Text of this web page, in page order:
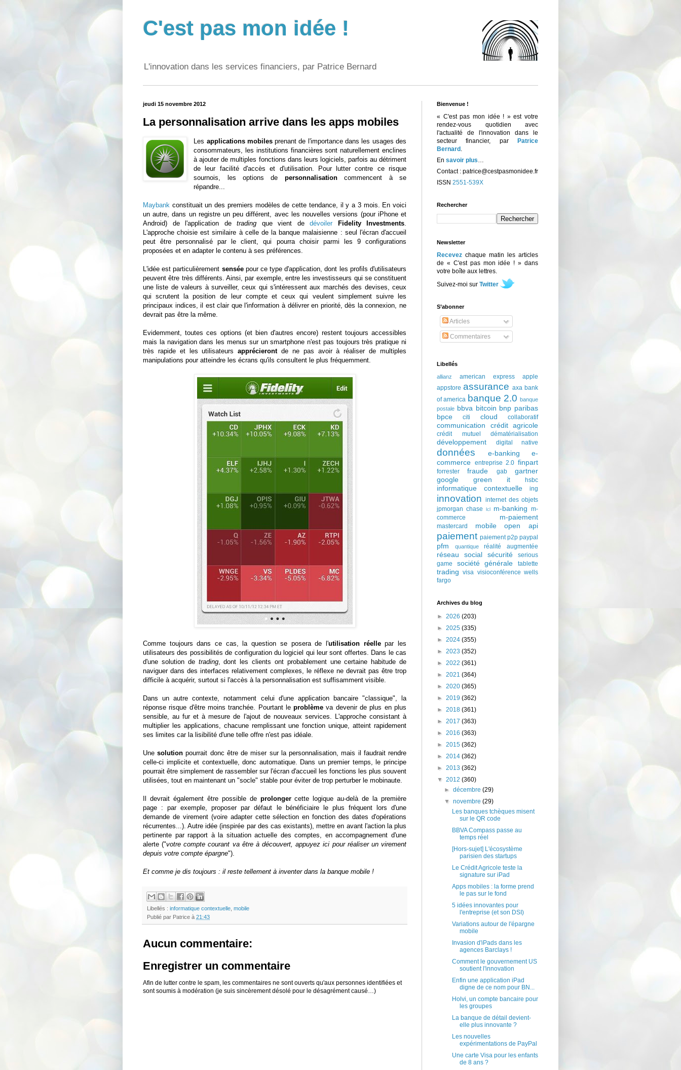
C'est pas mon idée !
L'innovation dans les services financiers, par Patrice Bernard
jeudi 15 novembre 2012
La personnalisation arrive dans les apps mobiles
Les applications mobilesprenant de l'importance dans les usages des
consommateurs, les institutions financières sont naturellement enclines
à ajouter de multiples fonctions dans leurs logiciels, parfois au détriment
de leur facilité d'accès et d'utilisation. Pour lutter contre ce risque
sournois, les options de personnalisationcommencent à se
répandre...
Maybank constituait un des premiers modèles de cette tendance, il y a 3 mois. En voici
un autre, dans un registre un peu différent, avec les nouvelles versions (pour iPhone et
Android) de l'application de trading que vient de dévoiler Fidelity Investments.
L'approche choisie est similaire à celle de la banque malaisienne : seul l'écran d'accueil
peut être personnalisé par le client, qui pourra choisir parmi les 9 configurations
proposées et en adapter le contenu à ses préférences.
L'idée est particulièrement senséepour ce type d'application, dont les profils d'utilisateurs
peuvent être très différents. Ainsi, par exemple, entre les investisseurs qui se constituent
une liste de valeurs à surveiller, ceux qui s'intéressent aux marchés des devises, ceux
qui scrutent la position de leur compte et ceux qui veulent simplement suivre les
principaux indices, il est clair que l'information à délivrer en priorité, dès la connexion, ne
devrait pas être la même.
Evidemment, toutes ces options (et bien d'autres encore) restent toujours accessibles
mais la navigation dans les menus sur un smartphone n'est pas toujours très pratique ni
très rapide et les utilisateursapprécierontde ne pas avoir à réaliser de multiples
manipulations pour atteindre les écrans qu'ils consultent le plus fréquemment.
Comme toujours dans ce cas, la question se posera de l'utilisation réellepar les
utilisateurs des possibilités de configuration du logiciel qui leur sont offertes. Dans le cas
d'une solution de trading, dont les clients ont probablement une certaine habitude de
naviguer dans des interfaces relativement complexes, le réflexe ne devrait pas être trop
difficile à acquérir, surtout si l'accès à la personnalisation est suffisamment visible.
Dans un autre contexte, notamment celui d'une application bancaire "classique", la
réponse risque d'être moins tranchée. Pourtant leproblème va devenir de plus en plus
sensible, au fur et à mesure de l'ajout de nouveaux services. L'approche consistant à
multiplier les applications, chacune remplissant une fonction unique, atteint rapidement
ses limites car la lisibilité d'une telle offre n'est pas idéale.
Unesolution pourrait donc être de miser sur la personnalisation, mais il faudrait rendre
celle-ci implicite et contextuelle, donc automatique. Dans un premier temps, le principe
pourrait être simplement de rassembler sur l'écran d'accueil les fonctions les plus souvent
utilisées, tout en maintenant un "socle" stable pour éviter de trop perturber le mobinaute.
Il devrait également être possible de prolongercette logique au-delà de la première
page : par exemple, proposer par défaut le bénéficiaire le plus fréquent lors d'une
demande de virement (voire adapter cette sélection en fonction des dates d'opérations
récurrentes...). Autre idée (inspirée par des cas existants), mettre en avant l'action la plus
pertinente par rapport à la situation actuelle des comptes, en accompagnement d'une
alerte ("votre compte courant va être à découvert, appuyez ici pour réaliser un virement
depuis votre compte épargne").
Et comme je dis toujours : il reste tellement à inventer dans la banque mobile !
Libellés : informatique contextuelle, mobile
Publié par Patrice à 21:43
Aucun commentaire:
Enregistrer un commentaire
Afin de lutter contre le spam, les commentaires ne sont ouverts qu'aux personnes identifiées et
sont soumis à modération (je suis sincèrement désolé pour le désagrément causé…)
Bienvenue !
« C'est pas mon idée ! » est votre
rendez-vous quotidien avec
l'actualité de l'innovation dans le
secteur financier, par
Patrice
Bernard .
En savoir plus…
Contact : patrice@cestpasmonidee.fr
ISSN 2551-539X
Rechercher
Newsletter
Recevez chaque matin les articles
de « C'est pas mon idée ! » dans
votre boîte aux lettres.
Suivez-moi sur Twitter
S’abonner
Articles
Commentaires
Libellés
allianz american express
apple
appstore assurance axa bank
of america banque 2.0 banque
postale bbva bitcoin bnp paribas
bpce
citi cloud collaboratif
communication crédit agricole
crédit mutuel dématérialisation
développement digital native
données e-banking
e-
commerce entreprise 2.0 finpart
forrester fraude gab
gartner
google
green it hsbc
informatique contextuelle ing
innovation internet des objets
jpmorgan chase
lcl m-banking m-
commerce
m-paiement
mastercard mobile open api
paiement paiement p2p paypal
pfm quantique réalité augmentée
réseau social sécurité
serious
game
société générale tablette
trading visa visioconférence wells
fargo
Archives du blog
► 2026 (203)
► 2025 (335)
► 2024 (355)
► 2023 (352)
► 2022 (361)
► 2021 (364)
► 2020 (365)
► 2019 (362)
► 2018 (361)
► 2017 (363)
► 2016 (363)
► 2015 (362)
► 2014 (362)
► 2013 (362)
▼ 2012 (360)
►décembre(29)
▼novembre(29)
Les banques tchèques misent
sur le QR code
BBVA Compass passe au
temps réel
[Hors-sujet] L'écosystème
parisien des startups
Le Crédit Agricole teste la
signature sur iPad
Apps mobiles : la forme prend
le pas sur le fond
5 idées innovantes pour
l'entreprise (et son DSI)
Variations autour de l'épargne
mobile
Invasion d'iPads dans les
agences Barclays !
Comment le gouvernement US
soutient l'innovation
Enfin une application iPad
digne de ce nom pour BN...
Holvi, un compte bancaire pour
les groupes
La banque de détail devient-
elle plus innovante ?
Les nouvelles
expérimentations de PayPal
Une carte Visa pour les enfants
de 8 ans ?